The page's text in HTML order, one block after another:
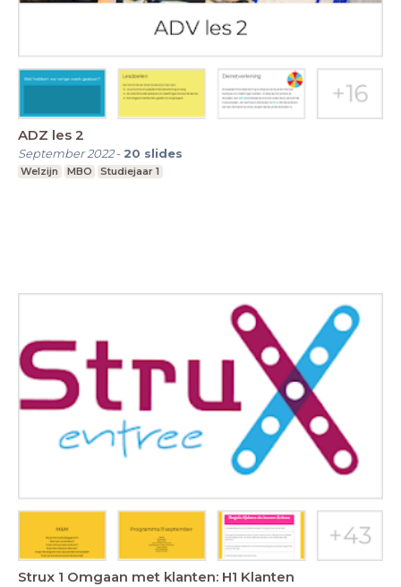
ADZ les 2
September 2022- 20 slides
Welzijn MBO Studiejaar 1
Strux 1 Omgaan met klanten: H1 Klanten